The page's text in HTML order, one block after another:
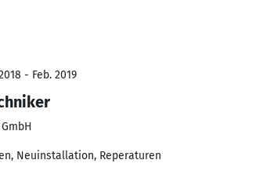
- Feb. 2019
Neuinstallation, Reperaturen